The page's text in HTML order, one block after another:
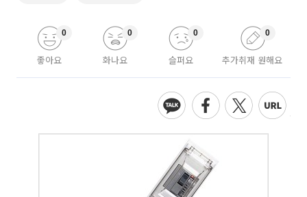
좋아요
0
화나요
0
슬퍼요
0
추가취재 원해요
0